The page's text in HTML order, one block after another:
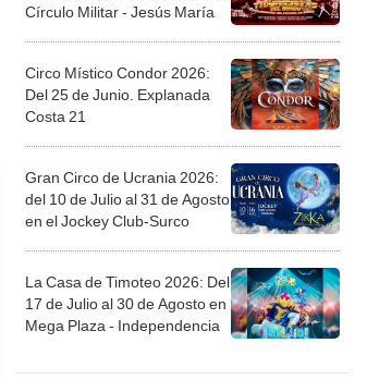
Círculo Militar - Jesús María
Circo Místico Condor 2026:
Del 25 de Junio. Explanada
Costa 21
Gran Circo de Ucrania 2026:
del 10 de Julio al 31 de Agosto
en el Jockey Club-Surco
La Casa de Timoteo 2026: Del
17 de Julio al 30 de Agosto en
Mega Plaza - Independencia